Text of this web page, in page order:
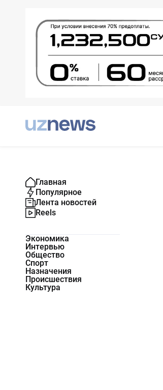
Главная
Популярное
Лента новостей
Reels
Экономика
Интервью
Общество
Спорт
Назначения
Происшествия
Культура